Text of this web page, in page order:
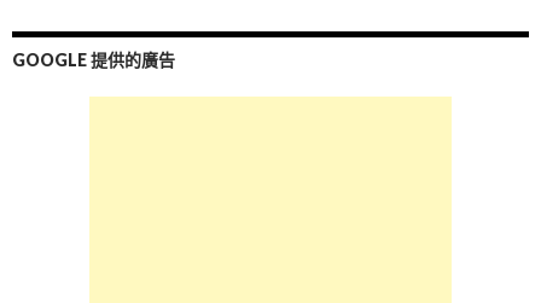
覽
GOOGLE 提供的廣告